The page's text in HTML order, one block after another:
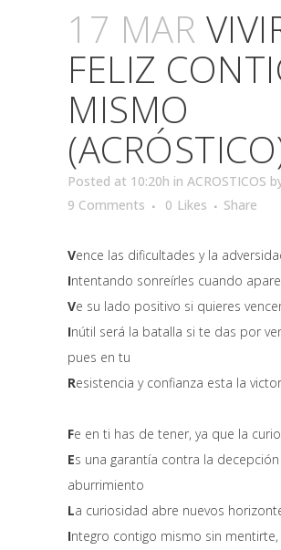
17 MAR
FELIZ
MISMO
Posted at 10:20h in ACROSTICOS
9 Comments
0 Likes Share
Vence las dificultades y la
Intentando sonreírles cuando
Ve su lado positivo si quieres
Inútil será la batalla si te das por
pues en tu
Resistencia y confianza esta la
Fe en ti has de tener, ya que la
Es una garantía contra la decepción
aburrimiento
La curiosidad abre nuevos
Integro contigo mismo sin mentirte,